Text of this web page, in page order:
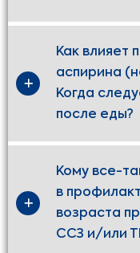
Как влияет
аспирина
Когда
после еды?
Кому все-
в
возраста
ССЗ и/или